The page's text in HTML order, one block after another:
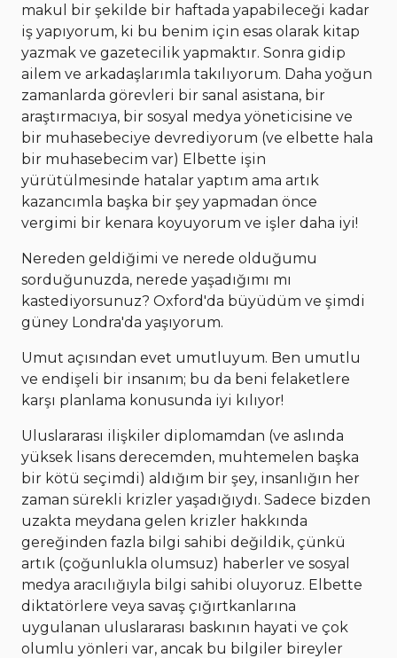
makul bir şekilde bir haftada yapabileceği kadar
iş yapıyorum, ki bu benim için esas olarak kitap
yazmak ve gazetecilik yapmaktır. Sonra gidip
ailem ve arkadaşlarımla takılıyorum. Daha yoğun
zamanlarda görevleri bir sanal asistana, bir
araştırmacıya, bir sosyal medya yöneticisine ve
bir muhasebeciye devrediyorum (ve elbette hala
bir muhasebecim var) Elbette işin
yürütülmesinde hatalar yaptım ama artık
kazancımla başka bir şey yapmadan önce
vergimi bir kenara koyuyorum ve işler daha iyi!
Nereden geldiğimi ve nerede olduğumu
sorduğunuzda, nerede yaşadığımı mı
kastediyorsunuz? Oxford'da büyüdüm ve şimdi
güney Londra'da yaşıyorum.
Umut açısından evet umutluyum. Ben umutlu
ve endişeli bir insanım; bu da beni felaketlere
karşı planlama konusunda iyi kılıyor!
Uluslararası ilişkiler diplomamdan (ve aslında
yüksek lisans derecemden, muhtemelen başka
bir kötü seçimdi) aldığım bir şey, insanlığın her
zaman sürekli krizler yaşadığıydı. Sadece bizden
uzakta meydana gelen krizler hakkında
gereğinden fazla bilgi sahibi değildik, çünkü
artık (çoğunlukla olumsuz) haberler ve sosyal
medya aracılığıyla bilgi sahibi oluyoruz. Elbette
diktatörlere veya savaş çığırtkanlarına
uygulanan uluslararası baskının hayati ve çok
olumlu yönleri var, ancak bu bilgiler bireyler